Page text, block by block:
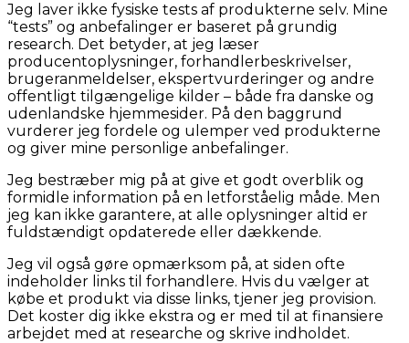
Jeg laver ikke fysiske tests af produkterne selv. Mine
“tests” og anbefalinger er baseret på grundig
research. Det betyder, at jeg læser
producentoplysninger, forhandlerbeskrivelser,
brugeranmeldelser, ekspertvurderinger og andre
offentligt tilgængelige kilder – både fra danske og
udenlandske hjemmesider. På den baggrund
vurderer jeg fordele og ulemper ved produkterne
og giver mine personlige anbefalinger.
Jeg bestræber mig på at give et godt overblik og
formidle information på en letforståelig måde. Men
jeg kan ikke garantere, at alle oplysninger altid er
fuldstændigt opdaterede eller dækkende.
Jeg vil også gøre opmærksom på, at siden ofte
indeholder links til forhandlere. Hvis du vælger at
købe et produkt via disse links, tjener jeg provision.
Det koster dig ikke ekstra og er med til at finansiere
arbejdet med at researche og skrive indholdet.